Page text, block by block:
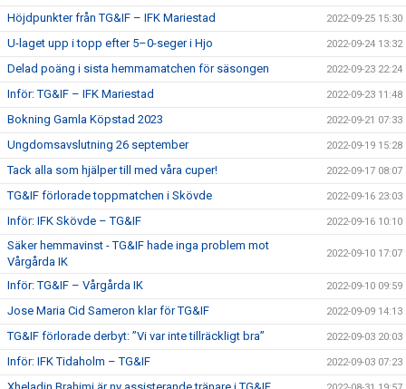
Höjdpunkter från TG&IF – IFK Mariestad 2022-09-25 15:30
U-laget upp i topp efter 5–0-seger i Hjo 2022-09-24 13:32
Delad poäng i sista hemmamatchen för säsongen 2022-09-23 22:24
Inför: TG&IF – IFK Mariestad 2022-09-23 11:48
Bokning Gamla Köpstad 2023 2022-09-21 07:33
Ungdomsavslutning 26 september 2022-09-19 15:28
Tack alla som hjälper till med våra cuper! 2022-09-17 08:07
TG&IF förlorade toppmatchen i Skövde 2022-09-16 23:03
Inför: IFK Skövde – TG&IF 2022-09-16 10:10
Säker hemmavinst - TG&IF hade inga problem mot
Vårgårda IK
2022-09-10 17:07
Inför: TG&IF – Vårgårda IK 2022-09-10 09:59
Jose Maria Cid Sameron klar för TG&IF 2022-09-09 14:13
TG&IF förlorade derbyt: ”Vi var inte tillräckligt bra” 2022-09-03 20:03
Inför: IFK Tidaholm – TG&IF 2022-09-03 07:23